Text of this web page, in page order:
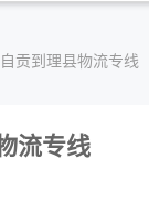
自贡到理县物流专线
流专线